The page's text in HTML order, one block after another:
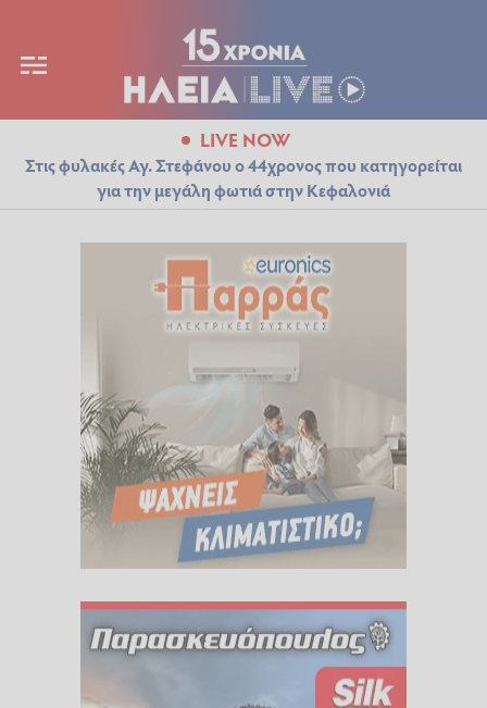
LIVE NOW
Στις φυλακές Αγ. Στεφάνου ο 44χρονος που κατηγορείται
για την μεγάλη φωτιά στην Κεφαλονιά